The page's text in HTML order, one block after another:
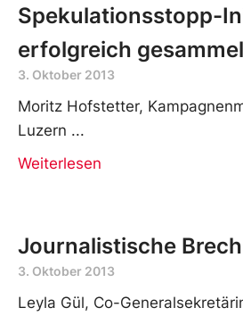
Spekulationsstopp-
erfolgreich
3. Oktober 2013
Moritz Hofstetter,
Luzern
Weiterlesen
Journalistische
3. Oktober 2013
Leyla Gül, Co-